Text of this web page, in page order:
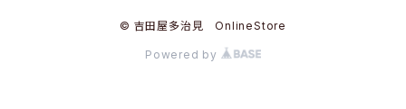
© 吉田屋多治見 OnlineStore
Powered by